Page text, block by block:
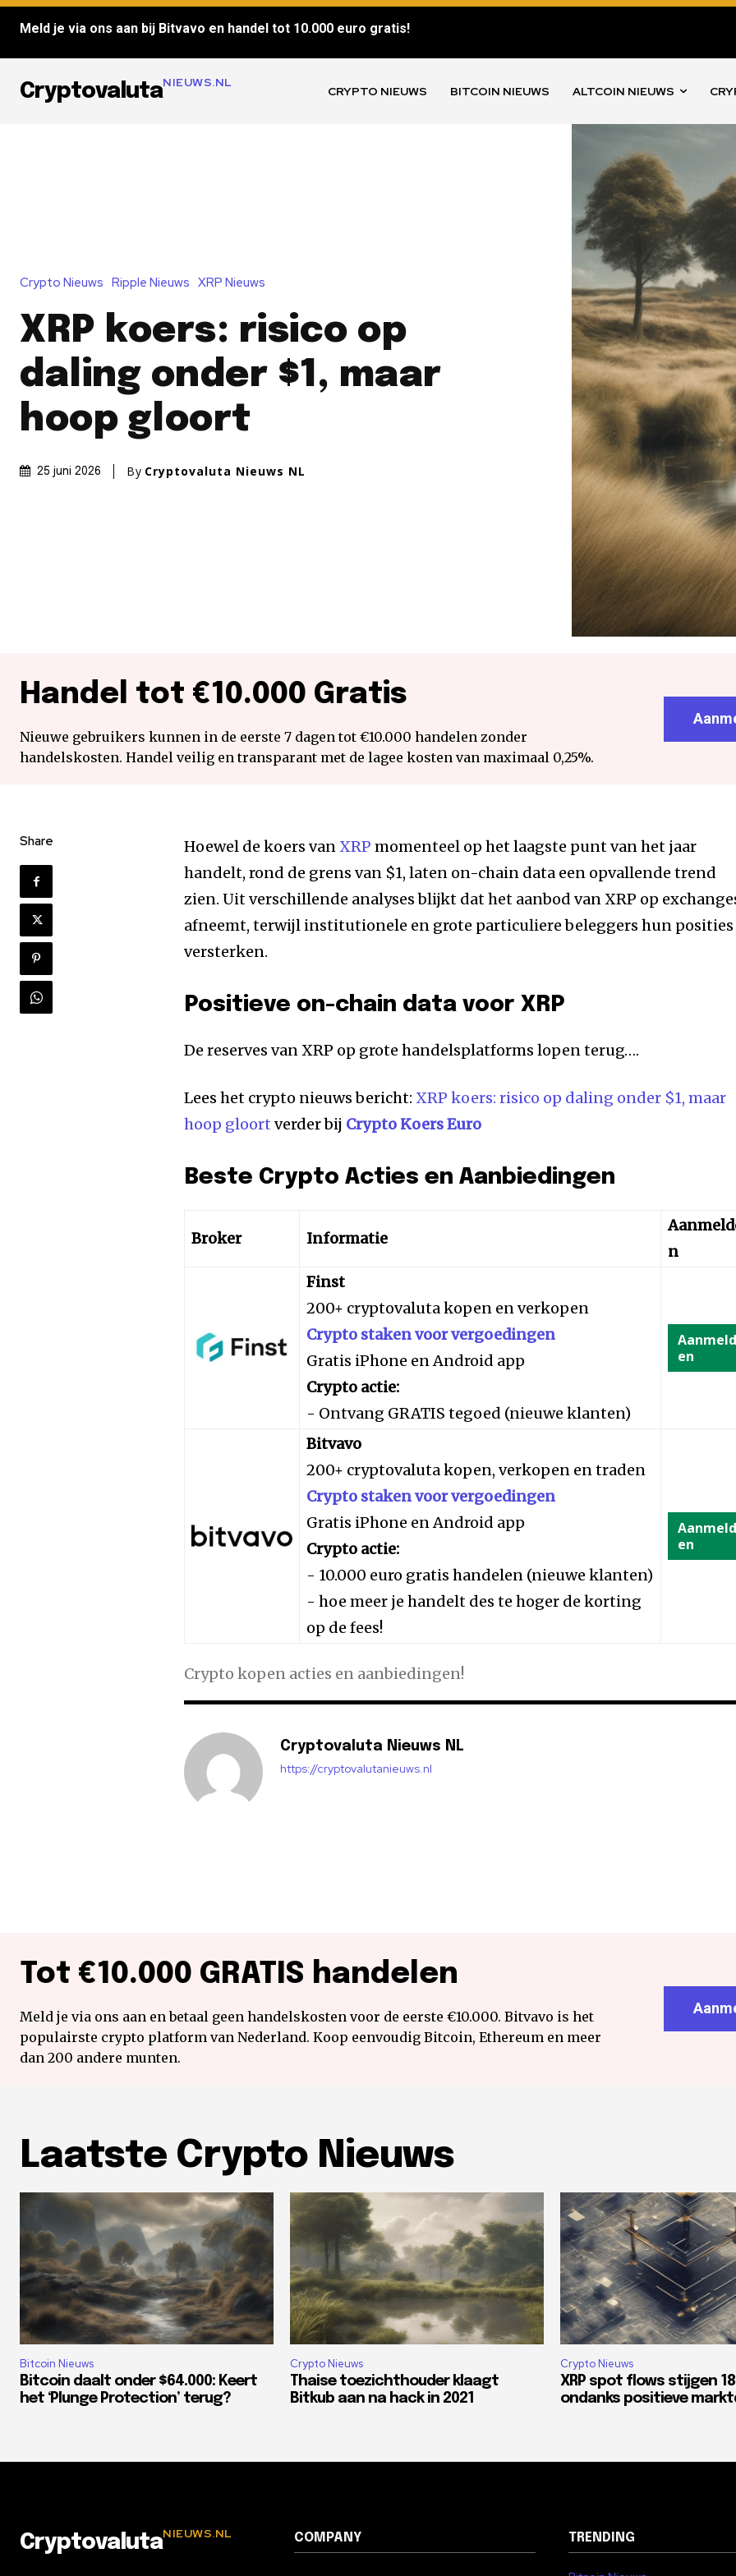
Meld je via ons aan bij Bitvavo en handel tot 10.000 euro gratis!
CryptovalutaNIEUWS.NL
CRYPTO NIEUWS BITCOIN NIEUWS ALTCOIN NIEUWS
Crypto Nieuws Ripple Nieuws XRP Nieuws
XRP koers: risico op
daling onder $1, maar
hoop gloort
25 juni 2026 By Cryptovaluta Nieuws NL
Handel tot €10.000 Gratis
Nieuwe gebruikers kunnen in de eerste 7 dagen tot €10.000 handelen zonder
handelskosten. Handel veilig en transparant met de lagee kosten van maximaal 0,25%.
Share Hoewel de koers vanXRP momenteel op het laagste punt van het jaar
handelt, rond de grens van $1, laten on-chain data een opvallende trend
zien. Uit verschillende analyses blijkt dat het aanbod van XRP op
afneemt, terwijl institutionele en grote particuliere beleggers hun posities
versterken.
Positieve on-chain data voor XRP
De reserves van XRP op grote handelsplatforms lopen terug….
Lees het crypto nieuws bericht:XRP koers: risico op daling onder $1, maar
hoop gloort verder bij Crypto Koers Euro
Beste Crypto Acties en Aanbiedingen
Broker Informatie
n
Finst
200+ cryptovaluta kopen en verkopen
Crypto staken voor vergoedingen
Gratis iPhone en Android app
Crypto actie:
- Ontvang GRATIS tegoed (nieuwe klanten)
en
Bitvavo
200+ cryptovaluta kopen, verkopen en traden
Crypto staken voor vergoedingen
Gratis iPhone en Android app
Crypto actie:
- 10.000 euro gratis handelen (nieuwe klanten)
- hoe meer je handelt des te hoger de korting
op de fees!
en
Crypto kopen acties en aanbiedingen!
Cryptovaluta Nieuws NL
https://cryptovalutanieuws.nl
Tot €10.000 GRATIS handelen
Meld je via ons aan en betaal geen handelskosten voor de eerste €10.000. Bitvavo is het
populairste crypto platform van Nederland. Koop eenvoudig Bitcoin, Ethereum en meer
dan 200 andere munten.
Laatste Crypto Nieuws
Bitcoin Nieuws
Bitcoin daalt onder $64.000: Keert
het ‘Plunge Protection’ terug?
Crypto Nieuws
Thaise toezichthouder klaagt
Bitkub aan na hack in 2021
Crypto Nieuws
XRP spot flows stijgen
ondanks positieve
CryptovalutaNIEUWS.NL COMPANY TRENDING